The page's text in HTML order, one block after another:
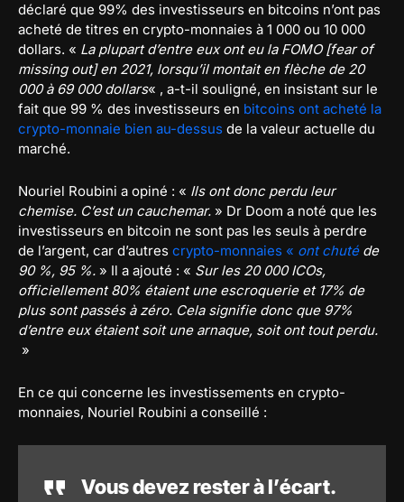
déclaré que 99% des investisseurs en bitcoins n’ont pas
acheté de titres en crypto-monnaies à 1 000 ou 10 000
dollars. « La plupart d’entre eux ont eu la FOMO [fear of
missing out] en 2021, lorsqu’il montait en flèche de 20
000 à 69 000 dollars« , a-t-il souligné, en insistant sur le
fait que 99 % des investisseurs en bitcoins ont acheté la
crypto-monnaie bien au-dessus de la valeur actuelle du
marché.
Nouriel Roubini a opiné : « Ils ont donc perdu leur
chemise. C’est un cauchemar. » Dr Doom a noté que les
investisseurs en bitcoin ne sont pas les seuls à perdre
de l’argent, car d’autres crypto-monnaies « ont chutéde
90 %, 95 %. » Il a ajouté : « Sur les 20 000 ICOs,
officiellement 80% étaient une escroquerie et 17% de
plus sont passés à zéro. Cela signifie donc que 97%
d’entre eux étaient soit une arnaque, soit ont tout perdu.
»
En ce qui concerne les investissements en crypto-
monnaies, Nouriel Roubini a conseillé :
Vous devez rester à l’écart.